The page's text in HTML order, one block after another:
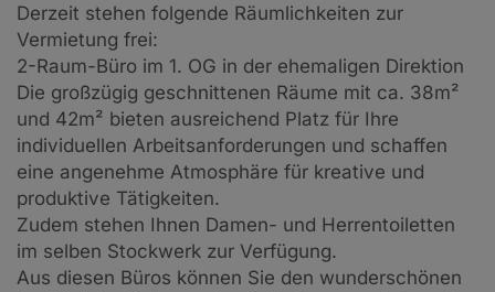
Derzeit stehen folgende Räumlichkeiten zur
Vermietung frei:
2-Raum-Büro im 1. OG in der ehemaligen Direktion
Die großzügig geschnittenen Räume mit ca. 38m²
und 42m² bieten ausreichend Platz für Ihre
individuellen Arbeitsanforderungen und schaffen
eine angenehme Atmosphäre für kreative und
produktive Tätigkeiten.
Zudem stehen Ihnen Damen- und Herrentoiletten
im selben Stockwerk zur Verfügung.
Aus diesen Büros können Sie den wunderschönen